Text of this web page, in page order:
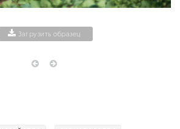
Загрузить образец